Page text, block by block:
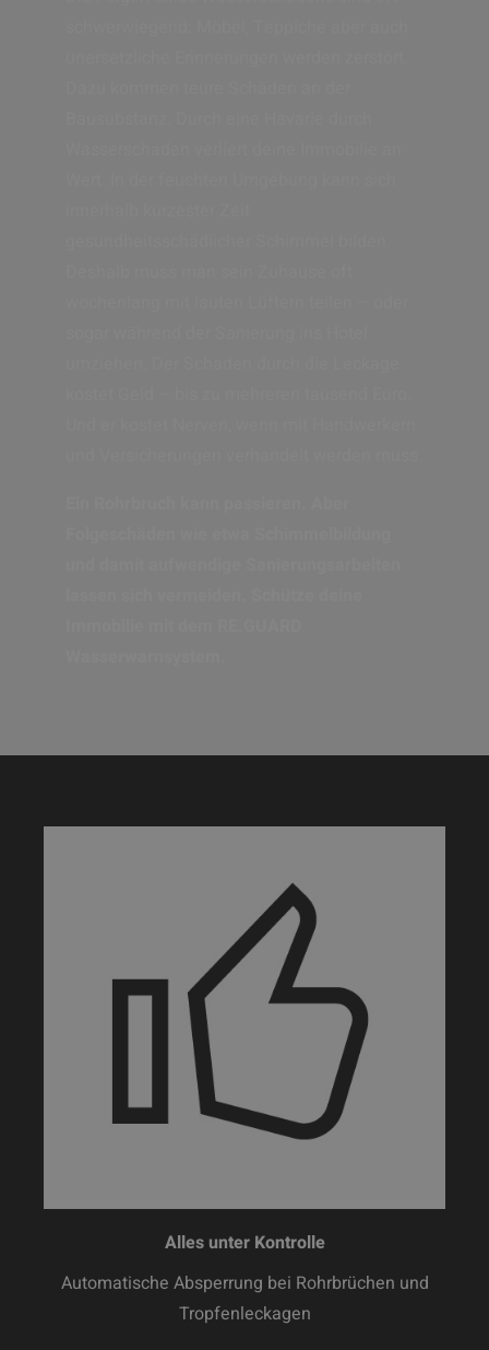
Alles unter Kontrolle
Automatische Absperrung bei Rohrbrüchen und
Tropfenleckagen